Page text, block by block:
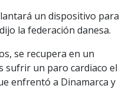
un dispositivo para
la federación danesa.
se recupera en un
sufrir un paro cardiaco el
enfrentó a Dinamarca y